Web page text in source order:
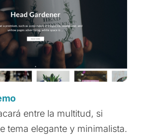
entre la multitud, si
tema elegante y minimalista.